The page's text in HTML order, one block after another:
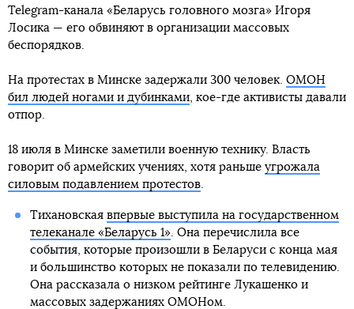
Telegram-канала «Беларусь головного мозга» Игоря
Лосика — его обвиняют в организации массовых
беспорядков.
На протестах в Минске задержали 300 человек. ОМОН
бил людей ногами и дубинками , кое-где активисты давали
отпор.
18 июля в Минске заметили военную технику. Власть
говорит об армейских учениях, хотя раньше угрожала
силовым подавлением протестов
Тихановская впервые выступила на государственном
телеканале «Беларусь 1». Она перечислила все
события, которые произошли в Беларуси с конца мая
и большинство которых не показали по телевидению.
Она рассказала о низком рейтинге Лукашенко и
массовых задержаниях ОМОНом.